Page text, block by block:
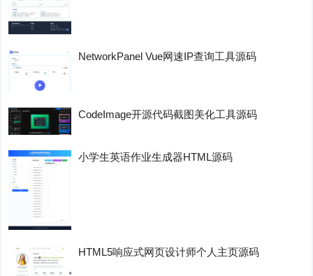
NetworkPanel Vue网速IP查询工具源码
CodeImage开源代码截图美化工具源码
小学生英语作业生成器HTML源码
HTML5响应式网页设计师个人主页源码